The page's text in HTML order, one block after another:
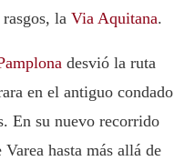
la Via Aquitana.
desvió la ruta
en el antiguo condado
En su nuevo recorrido
hasta más allá de